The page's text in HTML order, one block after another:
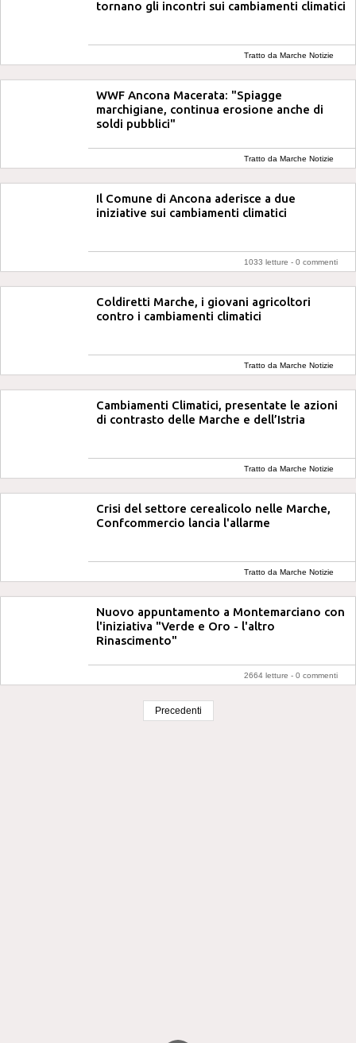
tornano gli incontri sui cambiamenti climatici
Tratto da Marche Notizie
WWF Ancona Macerata: "Spiagge
marchigiane, continua erosione anche di
soldi pubblici"
Tratto da Marche Notizie
Il Comune di Ancona aderisce a due
iniziative sui cambiamenti climatici
1033 letture - 0 commenti
Coldiretti Marche, i giovani agricoltori
contro i cambiamenti climatici
Tratto da Marche Notizie
Cambiamenti Climatici, presentate le azioni
di contrasto delle Marche e dell’Istria
Tratto da Marche Notizie
Crisi del settore cerealicolo nelle Marche,
Confcommercio lancia l'allarme
Tratto da Marche Notizie
Nuovo appuntamento a Montemarciano con
l'iniziativa "Verde e Oro - l'altro
Rinascimento"
2664 letture - 0 commenti
Precedenti